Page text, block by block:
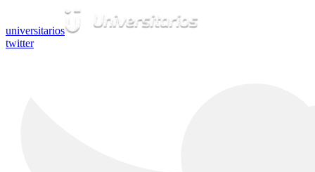
universitarios
twitter